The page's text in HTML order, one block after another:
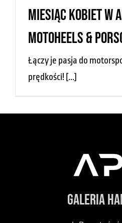
Miesiąc kobiet w
motoheels &
Łączy je pasja do
prędkości! [...]
Galeria